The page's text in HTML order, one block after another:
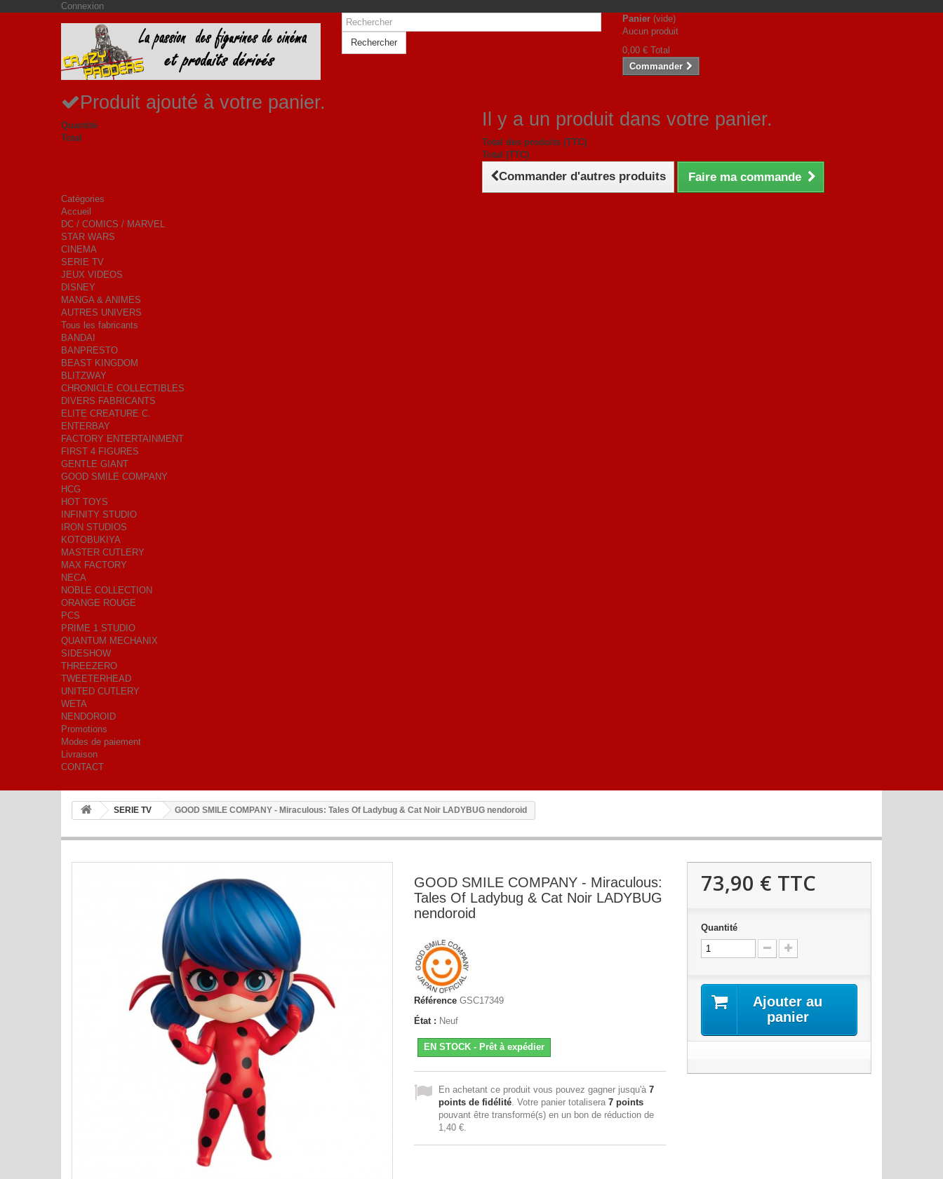
Connexion
Rechercher
Panier (vide)
Aucun produit
0,00 € Total
Commander
Produit ajouté à votre panier.
Quantité
Total
Il y a un produit dans votre panier.
Total des produits (TTC)
Total (TTC)
Commander d'autres produits Faire ma commande
Catégories
Accueil
DC / COMICS / MARVEL
STAR WARS
CINEMA
SERIE TV
JEUX VIDEOS
DISNEY
MANGA & ANIMES
AUTRES UNIVERS
Tous les fabricants
BANDAI
BANPRESTO
BEAST KINGDOM
BLITZWAY
CHRONICLE COLLECTIBLES
DIVERS FABRICANTS
ELITE CREATURE C.
ENTERBAY
FACTORY ENTERTAINMENT
FIRST 4 FIGURES
GENTLE GIANT
GOOD SMILE COMPANY
HCG
HOT TOYS
INFINITY STUDIO
IRON STUDIOS
KOTOBUKIYA
MASTER CUTLERY
MAX FACTORY
NECA
NOBLE COLLECTION
ORANGE ROUGE
PCS
PRIME 1 STUDIO
QUANTUM MECHANIX
SIDESHOW
THREEZERO
TWEETERHEAD
UNITED CUTLERY
WETA
NENDOROID
Promotions
Modes de paiement
Livraison
CONTACT
SERIE TV GOOD SMILE COMPANY - Miraculous: Tales Of Ladybug & Cat Noir LADYBUG nendoroid
GOOD SMILE COMPANY - Miraculous:
Tales Of Ladybug & Cat Noir LADYBUG
nendoroid
Référence GSC17349
État : Neuf
EN STOCK - Prêt à expédier
En achetant ce produit vous pouvez gagner jusqu'à 7
points de fidélité. Votre panier totalisera 7points
pouvant être transformé(s) en un bon de réduction de
1,40 €.
73,90 € TTC
Quantité
Ajouter au
panier